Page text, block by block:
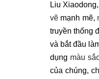
Liu
vẽ mạnh mẽ,
truyền thống
và bắt đầu
dụng màu
của chúng,